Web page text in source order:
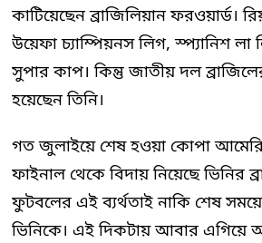
কাটিয়েছেন ব্রাজিলিয়ান ফরওয়ার্ড।
উয়েফা চ্যাম্পিয়নস লিগ, স্প্যানিশ লা
সুপার কাপ। কিন্তু জাতীয় দল ব্রাজিলের
হয়েছেন তিনি।
গত জুলাইয়ে শেষ হওয়া কোপা
ফাইনাল থেকে বিদায় নিয়েছে ভিনির
ফুটবলের এই ব্যর্থতাই নাকি শেষ সময়ে
ভিনিকে। এই দিকটায় আবার এগিয়ে